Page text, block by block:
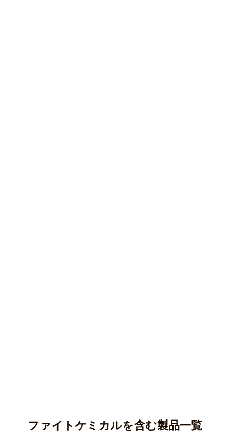
ファイトケミカルを含む製品一覧